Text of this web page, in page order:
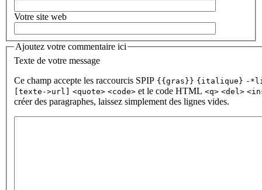
Votre site web
Ajoutez votre commentaire ici
Texte de votre message
Ce champ accepte les raccourcis SPIP {{gras}} {italique} -
[texte->url] <quote> <code> et le code HTML <q> <del>
créer des paragraphes, laissez simplement des lignes vides.